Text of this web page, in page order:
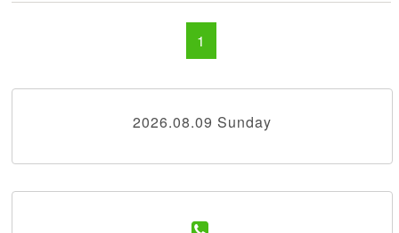
1
2026.08.09 Sunday